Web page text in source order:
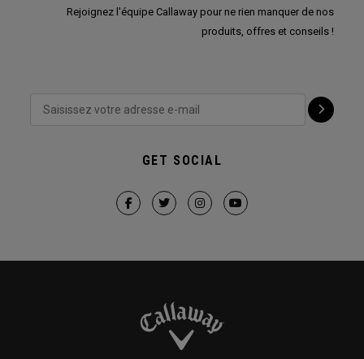
Rejoignez l'équipe Callaway pour ne rien manquer de nos
produits, offres et conseils !
GET SOCIAL